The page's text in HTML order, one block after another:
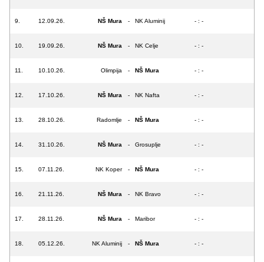
9. 12.09.26. NŠ Mura - NK Aluminij - : -
10. 19.09.26. NŠ Mura - NK Celje - : -
11. 10.10.26. Olimpija - NŠ Mura - : -
12. 17.10.26. NŠ Mura - NK Nafta - : -
13. 28.10.26. Radomlje - NŠ Mura - : -
14. 31.10.26. NŠ Mura - Grosuplje - : -
15. 07.11.26. NK Koper - NŠ Mura - : -
16. 21.11.26. NŠ Mura - NK Bravo - : -
17. 28.11.26. NŠ Mura - Maribor - : -
18. 05.12.26. NK Aluminij - NŠ Mura - : -